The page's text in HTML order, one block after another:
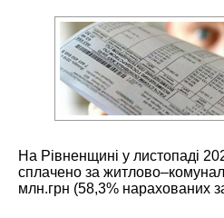
На Рівненщині у листопаді
сплачено за
млн.грн (58,3% нарахованих